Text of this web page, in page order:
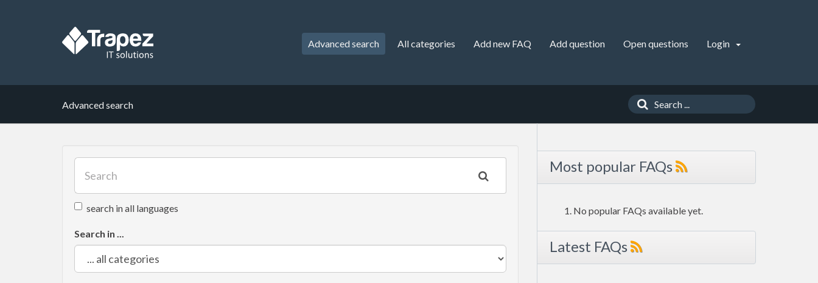
Advanced search All categories Add new FAQ Add question Open questions Login
Advanced search
search in all languages
Search in ...
Most popular FAQs
No popular FAQs available yet.
Latest FAQs